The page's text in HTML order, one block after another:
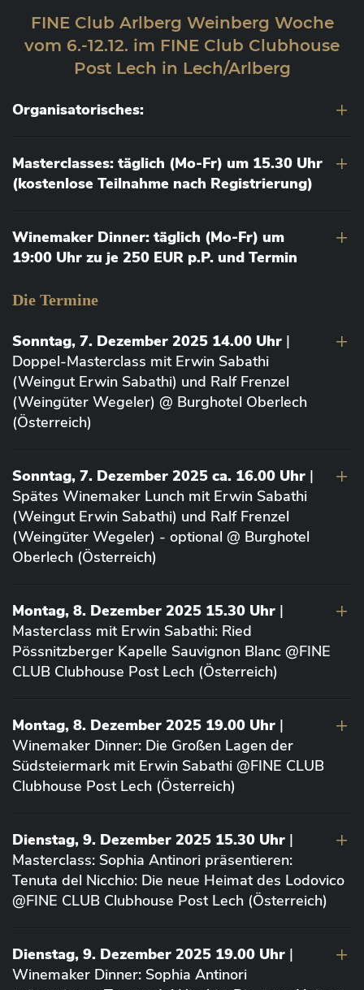
FINE Club Arlberg Weinberg Woche
vom 6.-12.12. im FINE Club Clubhouse
Post Lech in Lech/Arlberg
Organisatorisches:
Masterclasses: täglich (Mo-Fr) um 15.30 Uhr
(kostenlose Teilnahme nach Registrierung)
Winemaker Dinner: täglich (Mo-Fr) um
19:00 Uhr zu je 250 EUR p.P. und Termin
Die Termine
Sonntag, 7. Dezember 2025 14.00 Uhr |
Doppel-Masterclass mit Erwin Sabathi
(Weingut Erwin Sabathi) und Ralf Frenzel
(Weingüter Wegeler) @ Burghotel Oberlech
(Österreich)
Sonntag, 7. Dezember 2025 ca. 16.00 Uhr |
Spätes Winemaker Lunch mit Erwin Sabathi
(Weingut Erwin Sabathi) und Ralf Frenzel
(Weingüter Wegeler) - optional @ Burghotel
Oberlech (Österreich)
Montag, 8. Dezember 2025 15.30 Uhr |
Masterclass mit Erwin Sabathi: Ried
Pössnitzberger Kapelle Sauvignon Blanc @FINE
CLUB Clubhouse Post Lech (Österreich)
Montag, 8. Dezember 2025 19.00 Uhr |
Winemaker Dinner: Die Großen Lagen der
Südsteiermark mit Erwin Sabathi @FINE CLUB
Clubhouse Post Lech (Österreich)
Dienstag, 9. Dezember 2025 15.30 Uhr |
Masterclass: Sophia Antinori präsentieren:
Tenuta del Nicchio: Die neue Heimat des Lodovico
@FINE CLUB Clubhouse Post Lech (Österreich)
Dienstag, 9. Dezember 2025 19.00 Uhr |
Winemaker Dinner: Sophia Antinori